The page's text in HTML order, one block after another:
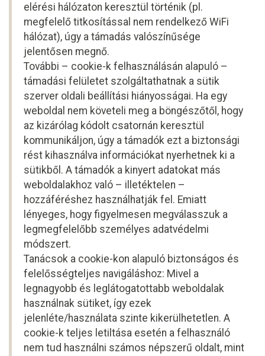
elérési hálózaton keresztül történik (pl.
megfelelő titkosítással nem rendelkező WiFi
hálózat), úgy a támadás valószínűsége
jelentősen megnő.
További – cookie-k felhasználásán alapuló –
támadási felületet szolgáltathatnak a sütik
szerver oldali beállítási hiányosságai. Ha egy
weboldal nem követeli meg a böngészőtől, hogy
az kizárólag kódolt csatornán keresztül
kommunikáljon, úgy a támadók ezt a biztonsági
rést kihasználva információkat nyerhetnek ki a
sütikből. A támadók a kinyert adatokat más
weboldalakhoz való – illetéktelen –
hozzáféréshez használhatják fel. Emiatt
lényeges, hogy figyelmesen megválasszuk a
legmegfelelőbb személyes adatvédelmi
módszert.
Tanácsok a cookie-kon alapuló biztonságos és
felelősségteljes navigáláshoz: Mivel a
legnagyobb és leglátogatottabb weboldalak
használnak sütiket, így ezek
jelenléte/használata szinte kikerülhetetlen. A
cookie-k teljes letiltása esetén a felhasználó
nem tud használni számos népszerű oldalt, mint